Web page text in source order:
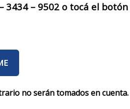
3434 – 9502 o tocá el botón
no serán tomados en cuenta.